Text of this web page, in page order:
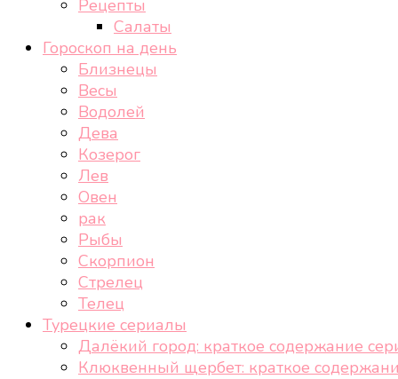
Рецепты
Салаты
Гороскоп на день
Близнецы
Весы
Водолей
Дева
Козерог
Лев
Овен
рак
Рыбы
Скорпион
Стрелец
Телец
Турецкие сериалы
Далёкий город: краткое содержание
Клюквенный щербет: краткое